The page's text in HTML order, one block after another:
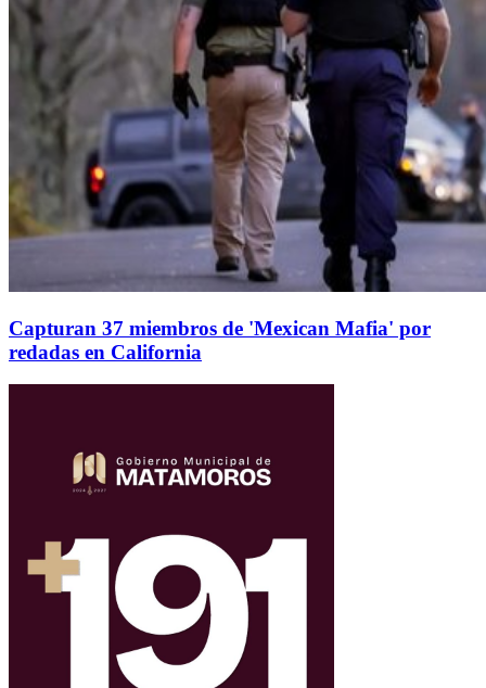
Capturan 37 miembros de 'Mexican Mafia' por
redadas en California